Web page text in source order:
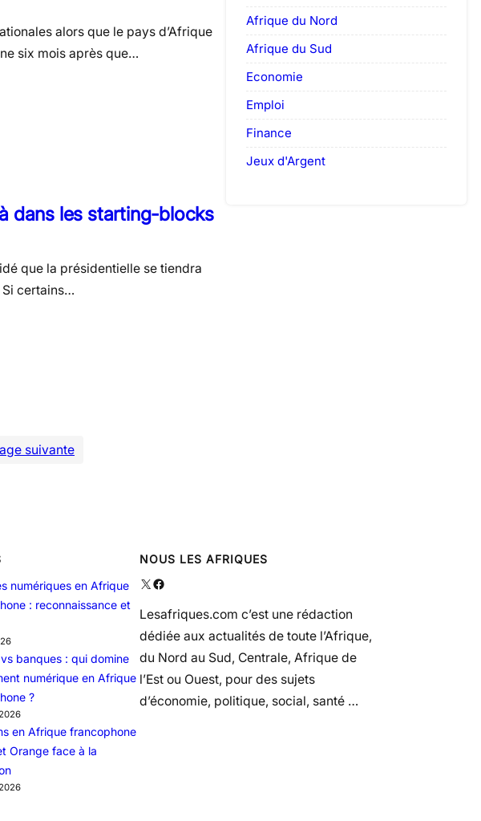
alors que le pays d’Afrique
six mois après que…
dans les starting-blocks
que la présidentielle se tiendra
Si certains…
suivante
Afrique du Nord
Afrique du Sud
Economie
Emploi
Finance
Jeux d'Argent
numériques en Afrique
: reconnaissance et
banques : qui domine
numérique en Afrique
?
en Afrique francophone
Orange face à la
NOUS LES AFRIQUES
X Facebook
Lesafriques.com c’est une rédaction
dédiée aux actualités de toute l’Afrique,
du Nord au Sud, Centrale, Afrique de
l’Est ou Ouest, pour des sujets
d’économie, politique, social, santé …